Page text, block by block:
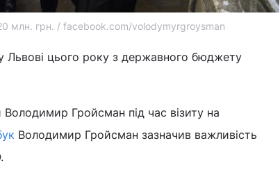
млн. грн. / facebook.com/volodymyrgroysman
цього року з державного бюджету
Гройсман під час візиту на
Володимир Гройсман зазначив важливість